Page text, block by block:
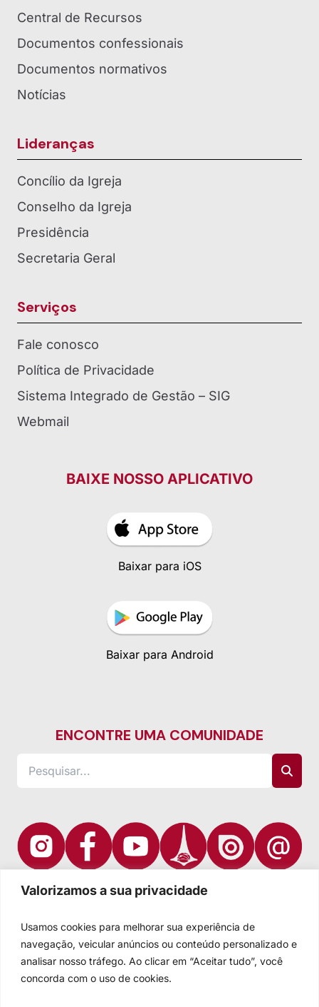
Valorizamos a sua privacidade
Usamos cookies para melhorar sua experiência de
navegação, veicular anúncios ou conteúdo personalizado e
analisar nosso tráfego. Ao clicar em “Aceitar tudo”, você
concorda com o uso de cookies.
Central de Recursos
Documentos confessionais
Documentos normativos
Notícias
Lideranças
Concílio da Igreja
Conselho da Igreja
Presidência
Secretaria Geral
Serviços
Fale conosco
Política de Privacidade
Sistema Integrado de Gestão – SIG
Webmail
BAIXE NOSSO APLICATIVO
Baixar para iOS
Baixar para Android
ENCONTRE UMA COMUNIDADE